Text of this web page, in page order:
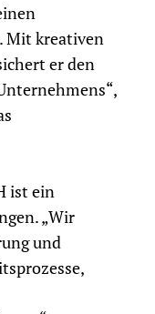
Mit kreativen
er den
ist ein
„Wir
und